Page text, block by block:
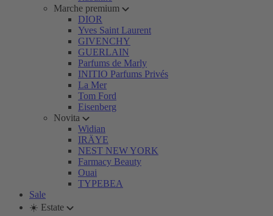
Marche premium
DIOR
Yves Saint Laurent
GIVENCHY
GUERLAIN
Parfums de Marly
INITIO Parfums Privés
La Mer
Tom Ford
Eisenberg
Novita
Widian
IRÄYE
NEST NEW YORK
Farmacy Beauty
Ouai
TYPEBEA
Sale
☀️ Estate